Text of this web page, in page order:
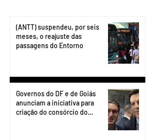
(ANTT) suspendeu, por seis
meses, o reajuste das
passagens do Entorno
Governos do DF e de Goiás
anunciam a iniciativa para
criação do consórcio do